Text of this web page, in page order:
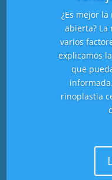
¿Es mejor
abierta? La
varios
explicamos
que
rinoplastia